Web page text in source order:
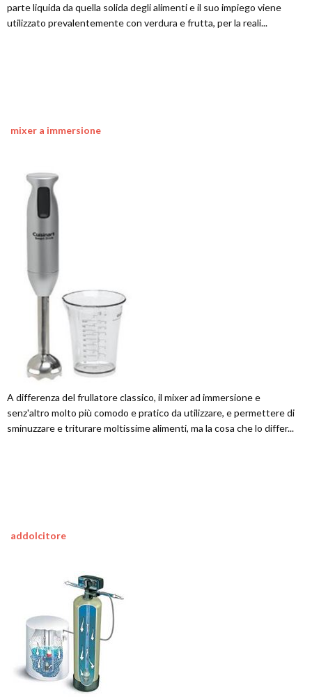
parte liquida da quella solida degli alimenti e il suo impiego viene
utilizzato prevalentemente con verdura e frutta, per la reali...
mixer a immersione
A differenza del frullatore classico, il mixer ad immersione e
senz'altro molto più comodo e pratico da utilizzare, e permettere di
sminuzzare e triturare moltissime alimenti, ma la cosa che lo differ...
addolcitore